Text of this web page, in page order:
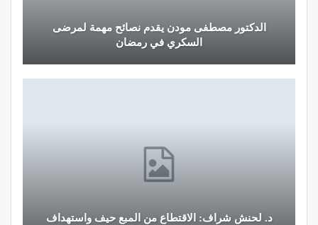
الدكتور مصطفى مودن يقدم نصائح مهمة لمرضى
السكري في رمضان
د. لحنش شراف: الاقتطاع من المبع حيف واستهداف